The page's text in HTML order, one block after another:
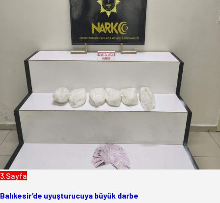
3.Sayfa
Balıkesir’de uyuşturucuya büyük darbe